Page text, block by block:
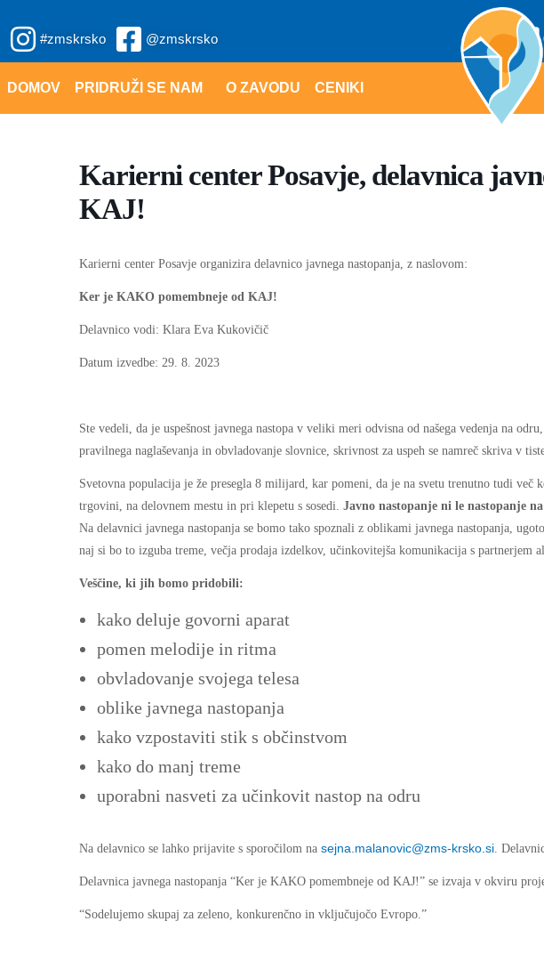
to
#zmskrsko @zmskrsko
DOMOV PRIDRUŽI SE NAM O ZAVODU CENIKI
Karierni center Posavje, delavnica
KAJ!
Karierni center Posavje organizira delavnico javnega nastopanja, z naslovom:
Ker je KAKO pomembneje od KAJ!
Delavnico vodi: Klara Eva Kukovičič
Datum izvedbe: 29. 8. 2023
Ste vedeli, da je uspešnost javnega nastopa v veliki meri odvisna od našega vedenja na
pravilnega naglaševanja in obvladovanje slovnice, skrivnost za uspeh se namreč skriva v
Svetovna populacija je že presegla 8 milijard, kar pomeni, da je na svetu trenutno tudi
trgovini, na delovnem mestu in pri klepetu s sosedi. Javno nastopanje ni le nastopanje
Na delavnici javnega nastopanja se bomo tako spoznali z oblikami javnega nastopanja,
naj si bo to izguba treme, večja prodaja izdelkov, učinkovitejša komunikacija s partnerjem
Veščine, ki jih bomo pridobili:
kako deluje govorni aparat
pomen melodije in ritma
obvladovanje svojega telesa
oblike javnega nastopanja
kako vzpostaviti stik s občinstvom
kako do manj treme
uporabni nasveti za učinkovit nastop na odru
Na delavnico se lahko prijavite s sporočilom na sejna.malanovic@zms-krsko.si.
Delavnica javnega nastopanja “Ker je KAKO pomembneje od KAJ!” se izvaja v okviru
“Sodelujemo skupaj za zeleno, konkurenčno in vključujočo Evropo.”